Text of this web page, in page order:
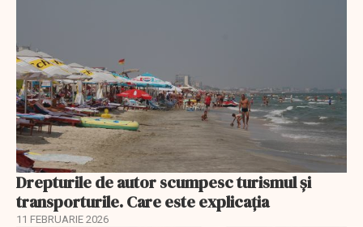
Drepturile de autor scumpesc turismul și
transporturile. Care este explicația
11 FEBRUARIE 2026